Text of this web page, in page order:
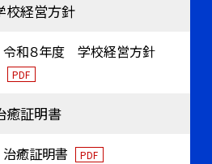
校経営方針
令和８年度 学校経営方針
PDF
癒証明書
治癒証明書 PDF